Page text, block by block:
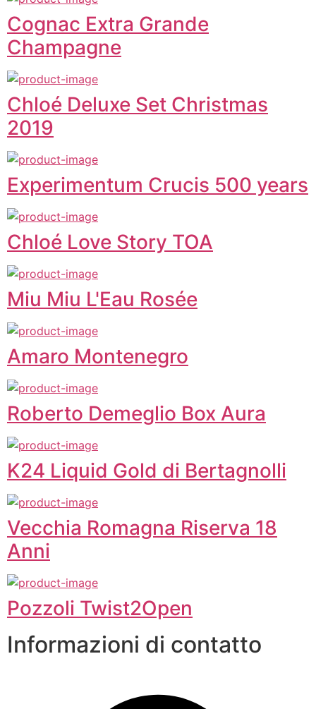
Cognac Extra Grande
Champagne
Chloé Deluxe Set Christmas
2019
Experimentum Crucis 500 years
Chloé Love Story TOA
Miu Miu L'Eau Rosée
Amaro Montenegro
Roberto Demeglio Box Aura
K24 Liquid Gold di Bertagnolli
Vecchia Romagna Riserva 18
Anni
Pozzoli Twist2Open
Informazioni di contatto